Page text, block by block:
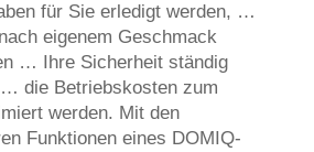
für Sie erledigt werden, …
eigenem Geschmack
… Ihre Sicherheit ständig
die Betriebskosten zum
werden. Mit den
Funktionen eines DOMIQ-